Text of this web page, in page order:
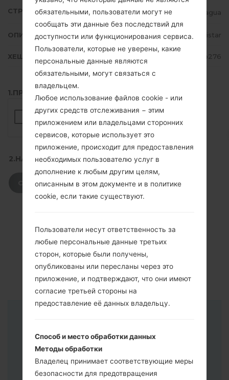
СТРАНА Nicaragua
ОПИСАНИЕ Movistar
ХЕШ f80ff9a1bcb7b537feb9a1168a97b276
1.ПРОВЕРИТЬ НАЛИЧИЕ RECAPTCHA
2.НАЖМИТЕ, ЧТОБЫ СКАЧАТЬ
СКАЧАТЬ
обязательными, пользователи могут не
сообщать эти данные без последствий для
доступности или функционирования сервиса.
Пользователи, которые не уверены, какие
персональные данные являются
обязательными, могут связаться с
владельцем.
Любое использование файлов cookie - или
других средств отслеживания − этим
приложением или владельцами сторонних
сервисов, которые использует это
приложение, происходит для предоставления
необходимых пользователю услуг в
дополнение к любым другим целям,
описанным в этом документе и в политике
cookie, если такие существуют.
Пользователи несут ответственность за
любые персональные данные третьих
сторон, которые были получены,
опубликованы или пересланы через это
приложение, и подтверждают, что они имеют
согласие третьей стороны на
предоставление её данных владельцу.
Способ и место обработки данных
Методы обработки
Владелец принимает соответствующие меры
безопасности для предотвращения